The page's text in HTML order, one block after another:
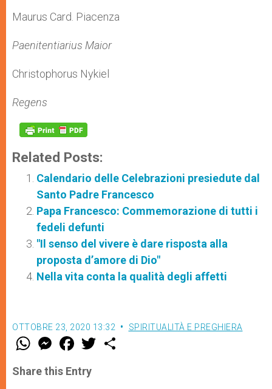
Maurus Card. Piacenza
Paenitentiarius Maior
Christophorus Nykiel
Regens
Related Posts:
Calendario delle Celebrazioni presiedute dal
Santo Padre Francesco
Papa Francesco: Commemorazione di tutti i
fedeli defunti
"Il senso del vivere è dare risposta alla
proposta d’amore di Dio"
Nella vita conta la qualità degli affetti
OTTOBRE 23, 2020 13:32 SPIRITUALITÀ E PREGHIERA
W
t
s
M
e
s
e
F
a
e
b
w
Share this Entry